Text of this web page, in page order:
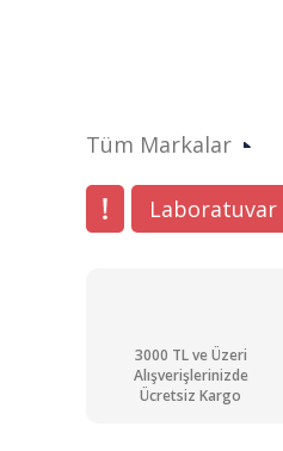
Tüm Markalar
Laboratuvar
3000 TL ve Üzeri
Alışverişlerinizde
Ücretsiz Kargo